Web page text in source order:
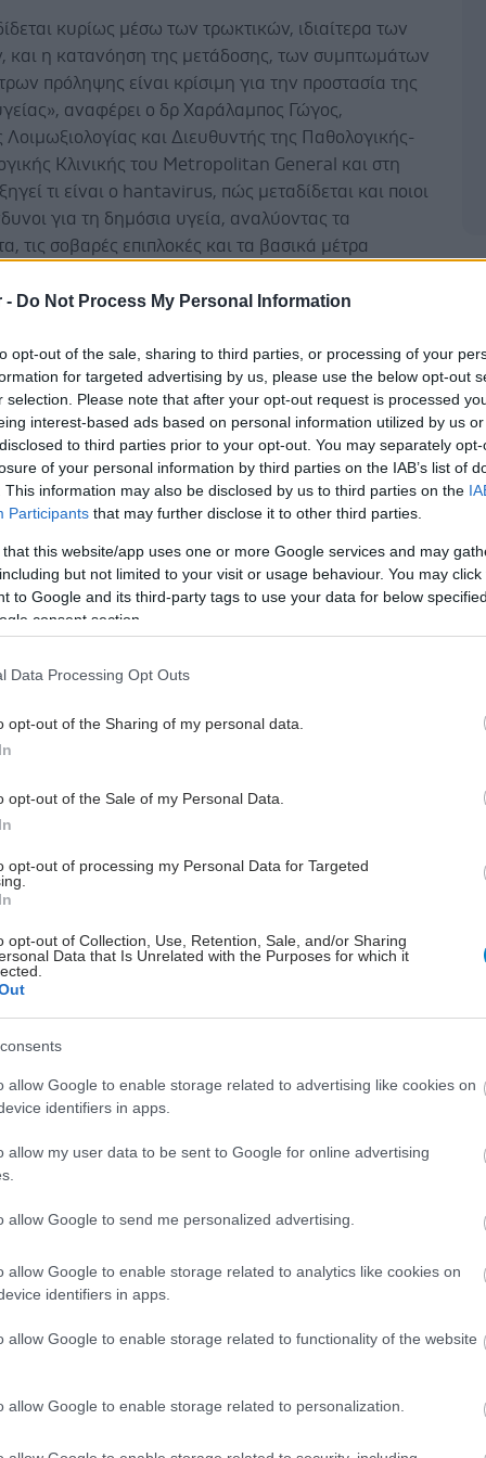
- Do Not Process My Personal Information
opt-out of the sale, sharing to third parties, or processing of your
for targeted advertising by us, please use the below opt-out
selection. Please note that after your opt-out request is processed
interest-based ads based on personal information utilized by us
to third parties prior to your opt-out. You may separately
of your personal information by third parties on the IAB’s list of
This information may also be disclosed by us to third parties on the
Participants that may further disclose it to other third parties.
that this website/app uses one or more Google services and may
but not limited to your visit or usage behaviour. You may
to Google and its third-party tags to use your data for below
consent section.
Data Processing Opt Outs
opt-out of the Sharing of my personal data.
opt-out of the Sale of my Personal Data.
opt-out of processing my Personal Data for Targeted
opt-out of Collection, Use, Retention, Sale, and/or Sharing
Data that Is Unrelated with the Purposes for which it
allow Google to enable storage related to advertising like cookies on
identifiers in apps.
allow my user data to be sent to Google for online advertising
allow Google to send me personalized advertising.
allow Google to enable storage related to analytics like cookies on
identifiers in apps.
allow Google to enable storage related to functionality of the website
allow Google to enable storage related to personalization.
κυρίως μέσω των τρωκτικών, ιδιαίτερα των
και η κατανόηση της μετάδοσης, των συμπτωμάτων
πρόληψης είναι κρίσιμη για την προστασία της
αναφέρει ο δρ Χαράλαμπος Γώγος,
και Διευθυντής της Παθολογικής-
Κλινικής του Metropolitan General και στη
τι είναι ο hantavirus, πώς μεταδίδεται και ποιοι
για τη δημόσια υγεία, αναλύοντας τα
τις σοβαρές επιπλοκές και τα βασικά μέτρα
μολύνονται κυρίως με την εισπνοή σκόνης
με ούρα, κόπρανα ή σάλιο τρωκτικών, άμεση επαφή
τρωκτικά ή τα εκκρίματά τους και σπανιότερα με
μολυσμένο τρωκτικό. Πολύ σπάνια είναι η
άνθρωπο σε άνθρωπο, μόνο σε μόλυνση από το
Άνδεων (Andes virus) και μετά από πολύ στενή και
επαφή με ασθενή.
και μορφές της νόσου
εκδηλώσεις της λοίμωξης από hantavirus
μετά από μια περίοδο επώασης συνήθως 2-3
(μπορεί να διαρκέσει 1-8 εβδομάδες) μετά από την
νόσου. Τα πρώιμα συμπτώματα μοιάζουν με γρίπη
κόπωση, πυρετό, μυαλγίες, πονοκέφαλο,
σύνδρομο και
πυρετός
περίπου μετά από 2-7 ημέρες η νόσος μπορεί να
ως καρδιοπνευμονικό Σύνδρομο Hanta ιού (HCPS /
και Sin Nombre στην Αμερική) ή
πυρετός με νεφρικό σύνδρομο (HFRS / στελέχη
και Dobrava στην Ευρώπη και την Ασία). Η
είναι η πλέον σοβαρή και σχετίζεται με πολύ
ανεπάρκεια και υψηλή θνησιμότητα
45%), ενώ η δεύτερη προσβάλλει κυρίως τους
αιμορραγίες και νεφρική ανεπάρκεια, με
στην Ευρώπη και το περιστατικό στο
και στη χώρα μας επικρατεί το δεύτερο στέλεχος,
της πρόσφατης έξαρσης κρουσμάτων στο